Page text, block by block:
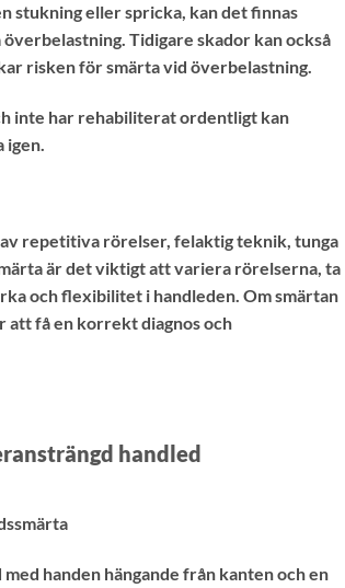
stukning eller spricka, kan det finnas
Tidigare skador kan också
risken för smärta vid överbelastning.
inte har rehabiliterat ordentligt kan
igen.
repetitiva rörelser, felaktig teknik, tunga
är det viktigt att variera rörelserna, ta
och flexibilitet i handleden. Om smärtan
få en korrekt diagnos och
handled
handen hängande från kanten och en